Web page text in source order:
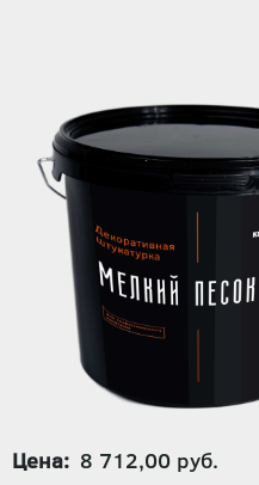
Цена 8 712,00 руб.